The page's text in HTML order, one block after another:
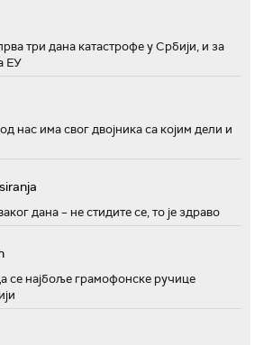
три дана катастрофе у Србији, и за
ЕУ
нас има свог двојника са којим дели и
дана – не стидите се, то је здраво
се најбоље грамофонске ручице